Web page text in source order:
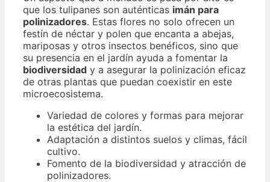
que los tulipanes son auténticas imán para
polinizadores. Estas flores no solo ofrecen un
festín de néctar y polen que encanta a abejas,
mariposas y otros insectos benéficos, sino que
su presencia en el jardín ayuda a fomentar la
biodiversidad y a asegurar la polinización eficaz
de otras plantas que puedan coexistir en este
microecosistema.
Variedad de colores y formas para mejorar
la estética del jardín.
Adaptación a distintos suelos y climas, fácil
cultivo.
Fomento de la biodiversidad y atracción de
polinizadores.